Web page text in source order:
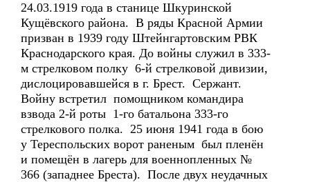
24.03.1919 года в станице Шкуринской
Кущёвского района. В ряды Красной Армии
призван в 1939 году Штейнгартовским РВК
Краснодарского края. До войны служил в 333-
м стрелковом полку 6-й стрелковой дивизии,
дислоцировавшейся в г. Брест. Сержант.
Войну встретил помощником командира
взвода 2-й роты 1-го батальона 333-го
стрелкового полка. 25 июня 1941 года в бою
у Тереспольских ворот раненым был пленён
и помещён в лагерь для военнопленных №
366 (западнее Бреста). После двух неудачных